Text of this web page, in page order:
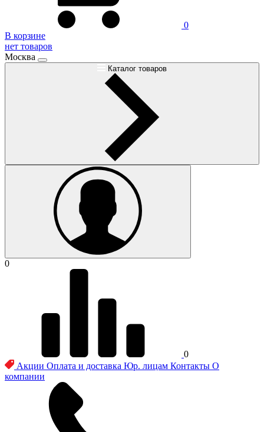
0
В корзине
нет товаров
Москва
Каталог товаров
0
0
Акции Оплата и доставка Юр. лицам Контакты О
компании